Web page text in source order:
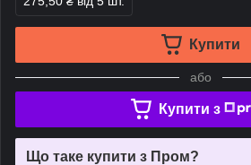
Купити
або
Купити з
Що таке купити з Пром?